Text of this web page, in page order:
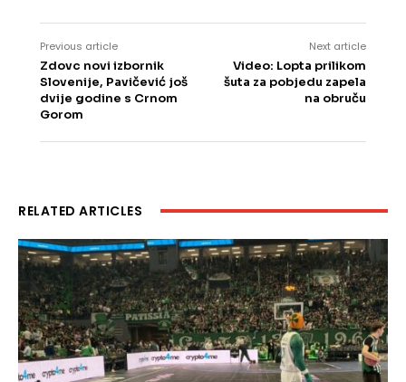
Previous article
Zdovc novi izbornik
Slovenije, Pavičević još
dvije godine s Crnom
Gorom
Next article
Video: Lopta prilikom
šuta za pobjedu zapela
na obruču
RELATED ARTICLES